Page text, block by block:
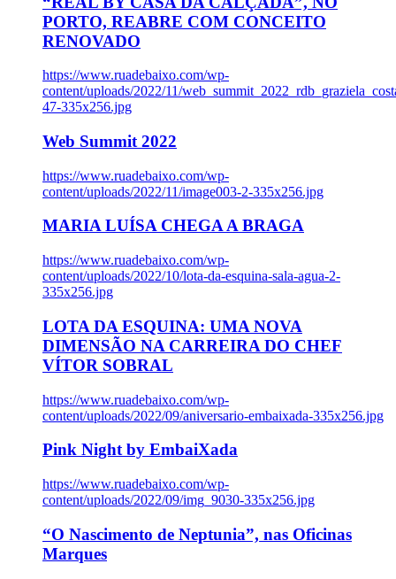
PORTO, REABRE COM CONCEITO
RENOVADO
https://www.ruadebaixo.com/wp-
content/uploads/2022/11/
47-335x256.jpg
Web Summit 2022
https://www.ruadebaixo.com/wp-
content/uploads/2022/11/image003-2-335x256.jpg
MARIA LUÍSA CHEGA A BRAGA
https://www.ruadebaixo.com/wp-
content/uploads/2022/10/lota-da-esquina-sala-agua-2-
335x256.jpg
LOTA DA ESQUINA: UMA NOVA
DIMENSÃO NA CARREIRA DO CHEF
VÍTOR SOBRAL
https://www.ruadebaixo.com/wp-
content/uploads/2022/09/aniversario-embaixada-335x256.jpg
Pink Night by EmbaiXada
https://www.ruadebaixo.com/wp-
content/uploads/2022/09/img_9030-335x256.jpg
“O Nascimento de Neptunia”, nas Oficinas
Marques